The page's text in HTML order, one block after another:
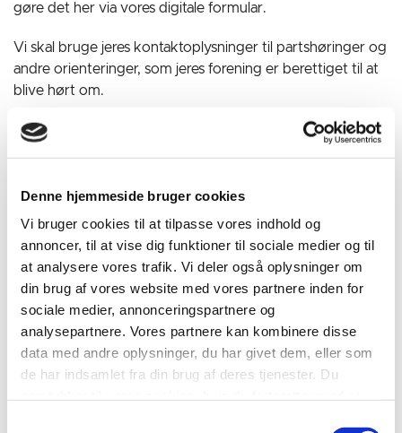
Denne hjemmeside bruger cookies
Vi bruger cookies til at tilpasse vores indhold og
annoncer, til at vise dig funktioner til sociale medier og til
at analysere vores trafik. Vi deler også oplysninger om
din brug af vores website med vores partnere inden for
sociale medier, annonceringspartnere og
analysepartnere. Vores partnere kan kombinere disse
data med andre oplysninger, du har givet dem, eller som
de har indsamlet fra din brug af deres tjenester. Du
gøre det her via vores digitale formular.
Vi skal bruge jeres kontaktoplysninger til partshøringer og
andre orienteringer, som jeres forening er berettiget til at
blive hørt om.
I skal:
pågældende grundejerforening
registrere kontaktoplysninger og markere de matrikler,
der er omfattet af grundejerforeningen
vedlægge grundejerforeningens vedtægter.
Registrér jeres grundejerforening via vores digitale
formular (kræver MitID Erhverv)